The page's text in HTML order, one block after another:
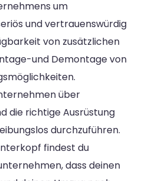
um
und vertrauenswürdig
von zusätzlichen
und Demontage von
über
die richtige Ausrüstung
durchzuführen.
findest du
dass deinen